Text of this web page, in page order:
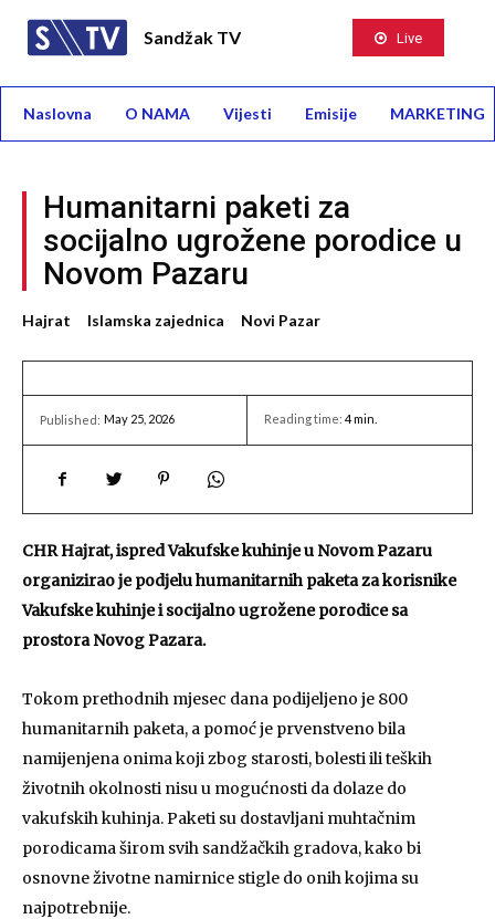
Sandžak TV Live
Naslovna O NAMA Vijesti Emisije MARKETING
Humanitarni paketi za
socijalno ugrožene porodice u
Novom Pazaru
Hajrat Islamska zajednica Novi Pazar
Published: May 25, 2026 Reading time: 4min.
CHR Hajrat, ispred Vakufske kuhinje u Novom Pazaru
organizirao je podjelu humanitarnih paketa za korisnike
Vakufske kuhinje i socijalno ugrožene porodice sa
prostora Novog Pazara.
Tokom prethodnih mjesec dana podijeljeno je 800
humanitarnih paketa, a pomoć je prvenstveno bila
namijenjena onima koji zbog starosti, bolesti ili teških
životnih okolnosti nisu u mogućnosti da dolaze do
vakufskih kuhinja. Paketi su dostavljani muhtačnim
porodicama širom svih sandžačkih gradova, kako bi
osnovne životne namirnice stigle do onih kojima su
najpotrebnije.